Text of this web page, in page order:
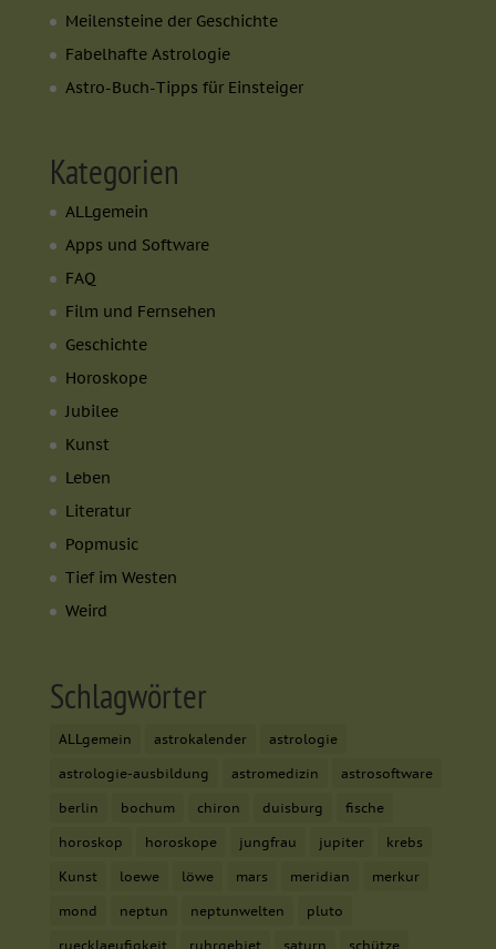
Meilensteine der Geschichte
Fabelhafte Astrologie
Astro-Buch-Tipps für Einsteiger
Kategorien
ALLgemein
Apps und Software
FAQ
Film und Fernsehen
Geschichte
Horoskope
Jubilee
Kunst
Leben
Literatur
Popmusic
Tief im Westen
Weird
Schlagwörter
ALLgemein astrokalender astrologie
astrologie-ausbildung astromedizin astrosoftware
berlin bochum chiron duisburg fische
horoskop horoskope jungfrau jupiter krebs
Kunst loewe löwe mars meridian merkur
mond neptun neptunwelten pluto
ruecklaeufigkeit ruhrgebiet saturn schütze